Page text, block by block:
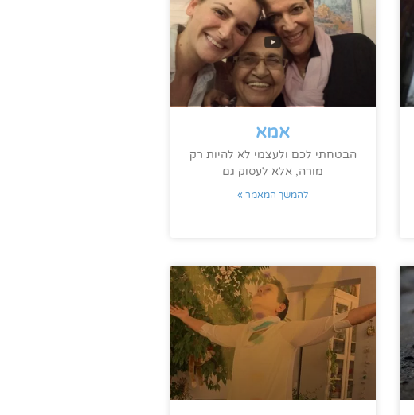
אמא
הבטחתי לכם ולעצמי לא להיות רק
מורה, אלא לעסוק גם
להמשך המאמר »